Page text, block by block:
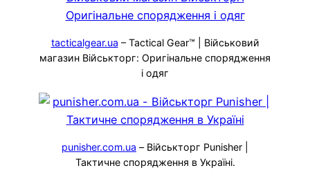
tacticalgear.ua – Tactical Gear™ | Військовий
магазин Військторг: Оригінальне спорядження
і одяг
punisher.com.ua – Військторг Punisher |
Тактичне спорядження в Україні.